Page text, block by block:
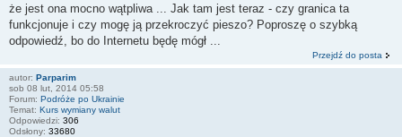
że jest ona mocno wątpliwa ... Jak tam jest teraz - czy granica ta
funkcjonuje i czy mogę ją przekroczyć pieszo? Poproszę o szybką
odpowiedź, bo do Internetu będę mógł ...
Przejdź do posta
autor: Parparim
sob 08 lut, 2014 05:58
Forum: Podróże po Ukrainie
Temat: Kurs wymiany walut
Odpowiedzi: 306
Odsłony: 33680